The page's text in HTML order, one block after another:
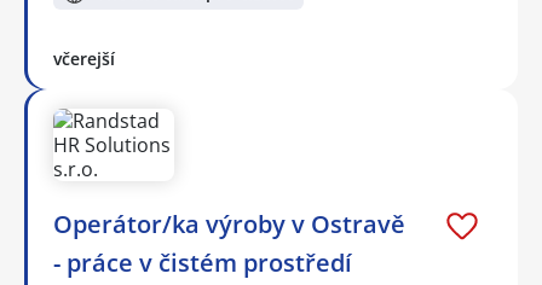
včerejší
Operátor/ka výroby v Ostravě
- práce v čistém prostředí